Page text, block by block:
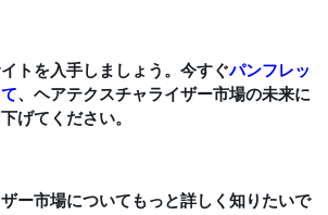
トを入手しましょう。今すぐパンフレッ
、ヘアテクスチャライザー市場の未来に
げてください。
ー市場についてもっと詳しく知りたいで